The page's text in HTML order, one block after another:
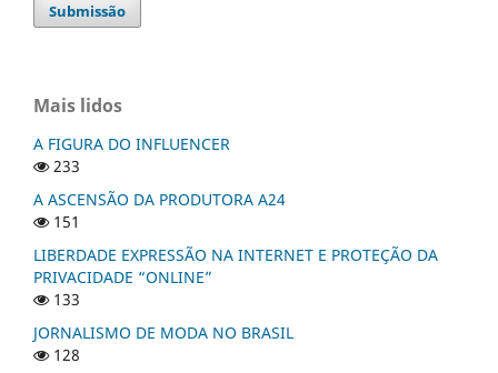
Submissão
Mais lidos
A FIGURA DO INFLUENCER
233
A ASCENSÃO DA PRODUTORA A24
151
LIBERDADE EXPRESSÃO NA INTERNET E PROTEÇÃO DA
PRIVACIDADE “ONLINE”
133
JORNALISMO DE MODA NO BRASIL
128